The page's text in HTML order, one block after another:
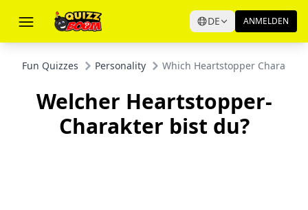
DE ANMELDEN
Fun Quizzes Personality Which Heartstopper Character
Welcher Heartstopper-
Charakter bist du?